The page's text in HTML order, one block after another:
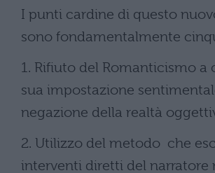
I punti cardine di questo
sono fondamentalmente
1. Rifiuto del Romanticismo a
sua impostazione
negazione della realtà
2. Utilizzo del metodo che
interventi diretti del narratore